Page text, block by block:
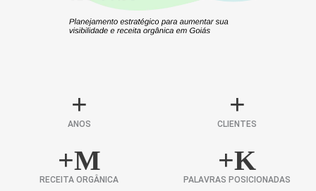
+
ANOS
+
CLIENTES
+M
RECEITA ORGÂNICA
+K
PALAVRAS POSICIONADAS